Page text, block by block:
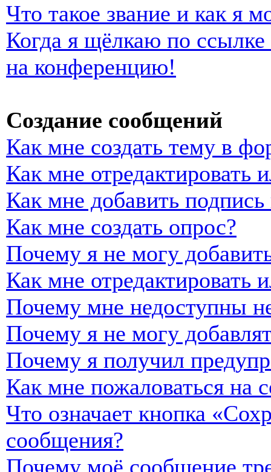
Что такое звание и как я
Когда я щёлкаю по
на конференцию!
Создание сообщений
Как мне создать тему в
Как мне отредактировать
Как мне добавить
Как мне создать опрос?
Почему я не могу
Как мне отредактировать
Почему мне недоступны
Почему я не могу
Почему я получил
Как мне пожаловаться на
Что означает кнопка
сообщения?
Почему моё сообщение